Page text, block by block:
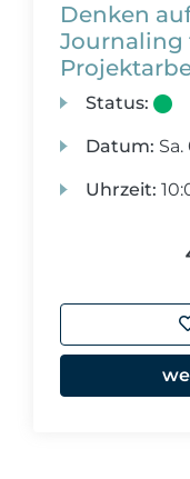
Denken
Journaling
Status:
Datum: Sa.
Uhrzeit: